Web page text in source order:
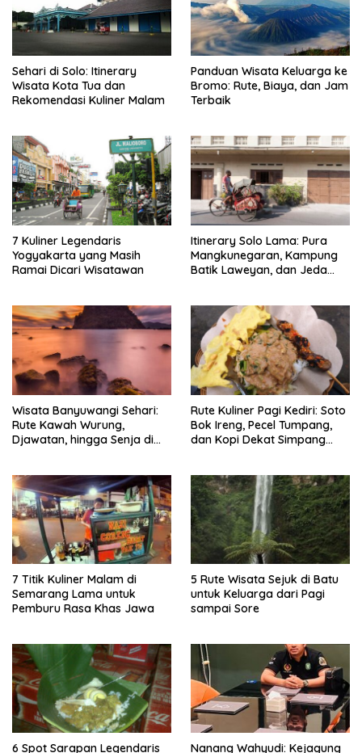
Sehari di Solo: Itinerary
Wisata Kota Tua dan
Rekomendasi Kuliner Malam
Panduan Wisata Keluarga ke
Bromo: Rute, Biaya, dan Jam
Terbaik
7 Kuliner Legendaris
Yogyakarta yang Masih
Ramai Dicari Wisatawan
Itinerary Solo Lama: Pura
Mangkunegaran, Kampung
Batik Laweyan, dan Jeda
Wisata Banyuwangi Sehari:
Rute Kawah Wurung,
Djawatan, hingga Senja di
Rute Kuliner Pagi Kediri: Soto
Bok Ireng, Pecel Tumpang,
dan Kopi Dekat Simpang
7 Titik Kuliner Malam di
Semarang Lama untuk
Pemburu Rasa Khas Jawa
5 Rute Wisata Sejuk di Batu
untuk Keluarga dari Pagi
sampai Sore
6 Spot Sarapan Legendaris
Nanang Wahyudi: Kejagung